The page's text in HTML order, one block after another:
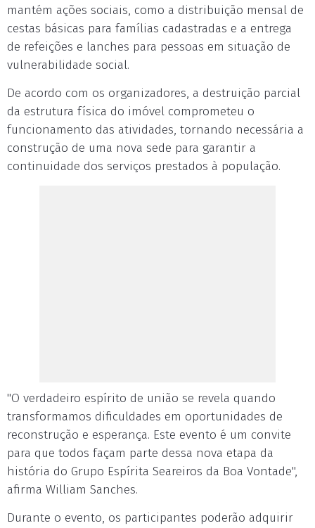
mantém ações sociais, como a distribuição mensal de
cestas básicas para famílias cadastradas e a entrega
de refeições e lanches para pessoas em situação de
vulnerabilidade social.
De acordo com os organizadores, a destruição parcial
da estrutura física do imóvel comprometeu o
funcionamento das atividades, tornando necessária a
construção de uma nova sede para garantir a
continuidade dos serviços prestados à população.
"O verdadeiro espírito de união se revela quando
transformamos dificuldades em oportunidades de
reconstrução e esperança. Este evento é um convite
para que todos façam parte dessa nova etapa da
história do Grupo Espírita Seareiros da Boa Vontade",
afirma William Sanches.
Durante o evento, os participantes poderão adquirir